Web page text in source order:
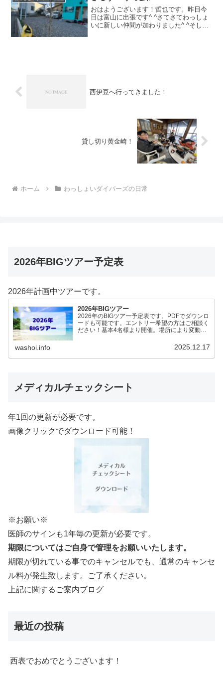
す？カーマ的なところでし...
おはようございます！哲也です。昨日今
日は富山に出張です^ ^さてさてわっしょ
いに新しい仲間が加わりました^ ^そし
西伊豆へ行ってきました！
貸し切り黄金崎！
ホーム わっしょいダイバーズの日常
2026年BIGツアー予定表
2026年計画中ツアーです。
2026年BIGツアー
2026年のBIGツアー予定表です。PDFでダウンロ
ードも可能です。エントリー希望の方はご相談く
ださい！基本4名様より開催。場所により変動あ
（12.19更新）ダウンロードPDFでアップロード
washoi.info 2025.12.17
メディカルチェックシート
年1回の更新が必要です。
画像クリックでダウンロード可能！
※お願い※
医師のサインも1年毎の更新が必要です。
期限についてはご自身で管理をお願いいたします。
期限が切れている事でのキャンセルでも、通常のキャンセ
ル料が発生致します。ご了承ください。
上記に関するご案内ブログ
最近の投稿
西表でおめでとうございます！